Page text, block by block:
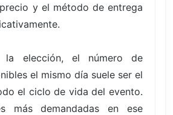
y el método de entrega
elección, el número de
el mismo día suele ser el
el ciclo de vida del evento.
más demandadas en ese